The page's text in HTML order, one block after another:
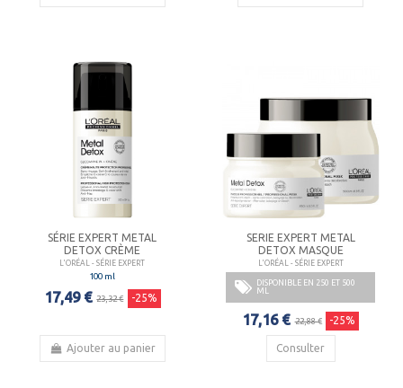
SÉRIE EXPERT METAL
DETOX CRÈME
L'ORÉAL - SÉRIE EXPERT
100 ml
17,49 € 23,32 € -25%
Ajouter au panier
SERIE EXPERT METAL
DETOX MASQUE
L'ORÉAL - SÉRIE EXPERT
DISPONIBLE EN 250 ET 500
ML
17,16 € 22,88 € -25%
Consulter